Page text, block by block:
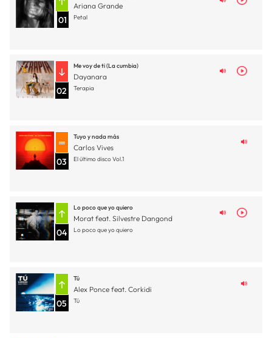
01
Ariana Grande
Petal
02
Me voy de ti (La cumbia)
Dayanara
Terapia
03
Tuyo y nada más
Carlos Vives
El último disco Vol.1
04
Lo poco que yo quiero
Morat feat. Silvestre Dangond
Lo poco que yo quiero
05
Tú
Alex Ponce feat. Corkidi
Tú